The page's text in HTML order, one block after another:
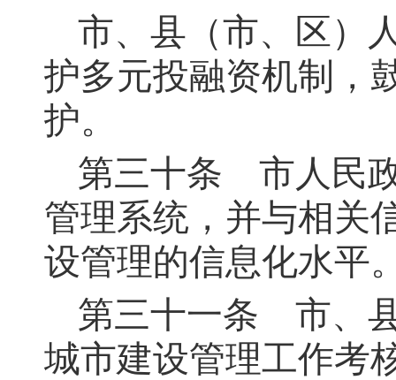
市、县（市、区）
护多元投融资机制，
护。
第三十条 市人民
管理系统，并与相关
设管理的信息化水平
第三十一条 市、
城市建设管理工作考